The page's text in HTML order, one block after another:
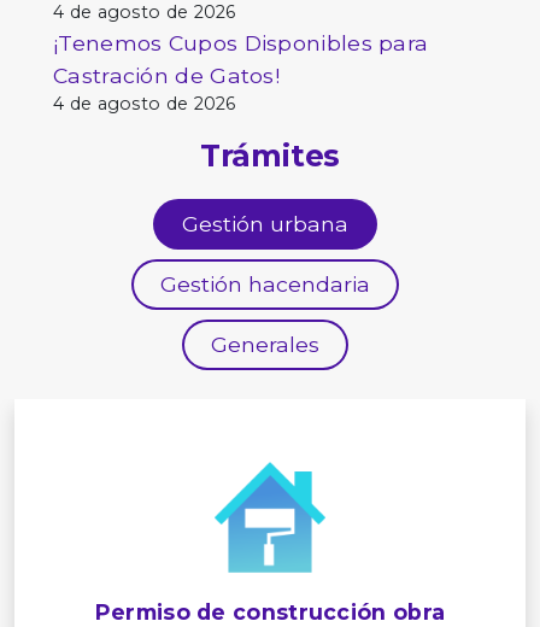
4 de agosto de 2026
¡Tenemos Cupos Disponibles para
Castración de Gatos!
4 de agosto de 2026
Trámites
Gestión urbana
Gestión hacendaria
Generales
Permiso de construcción obra